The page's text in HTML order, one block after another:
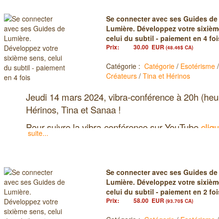
Se connecter avec ses Guides de
Lumière. Développez votre
celui du subtil - paiement en 4
Prix: 30.00 EUR (48.46$ CA)
Catégorie :Catégorie / Esotérisme /
Créateurs /Tina et Hérinos
Jeudi 14 mars 2024, vibra-conférence à 20h
Hérinos, Tina et Sanaa !
Pour suivre la vibra-conférence sur YouTube
Pour suivre vibra-conférence sur Facebook
« Se connecter avec ses Guides de
Développez votre sixième sens,
suite...
Se connecter avec ses Guides de
Lumière. Développez votre
celui du subtil - paiement en 2
Prix: 58.00 EUR (93.70$ CA)